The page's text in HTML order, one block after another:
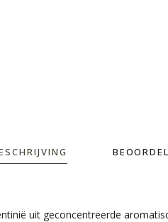
uit geconcentreerde